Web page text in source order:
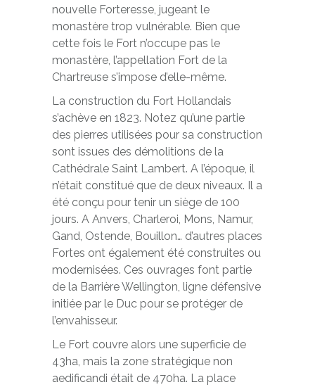
nouvelle Forteresse, jugeant le
monastère trop vulnérable. Bien que
cette fois le Fort n’occupe pas le
monastère, l’appellation Fort de la
Chartreuse s’impose d’elle-même.
La construction du Fort Hollandais
s’achève en 1823. Notez qu’une partie
des pierres utilisées pour sa construction
sont issues des démolitions de la
Cathédrale Saint Lambert. A l’époque, il
n’était constitué que de deux niveaux. Il a
été conçu pour tenir un siège de 100
jours. A Anvers, Charleroi, Mons, Namur,
Gand, Ostende, Bouillon… d’autres places
Fortes ont également été construites ou
modernisées. Ces ouvrages font partie
de la Barrière Wellington, ligne défensive
initiée par le Duc pour se protéger de
l’envahisseur.
Le Fort couvre alors une superficie de
43ha, mais la zone stratégique non
aedificandi était de 470ha. La place